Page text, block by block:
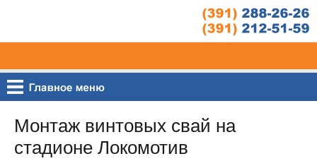
Монтаж винтовых свай на
стадионе Локомотив